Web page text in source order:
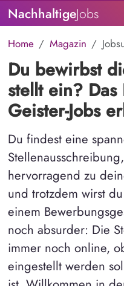
NachhaltigeJobs
Home Magazin
Du bewirbst
stellt ein?
Geister-Jobs
Du findest eine
hervorragend zu
und trotzdem wirst
einem
noch absurder: Die
immer noch online,
eingestellt werden